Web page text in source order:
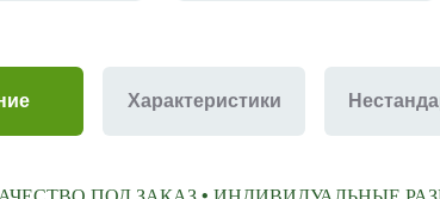
Характеристики